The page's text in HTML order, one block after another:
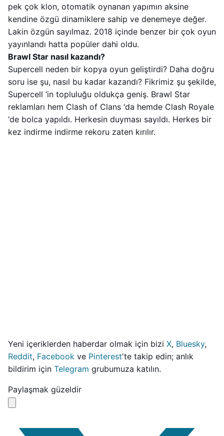
pek çok klon, otomatik oynanan yapımın aksine
kendine özgü dinamiklere sahip ve denemeye değer.
Lakin özgün sayılmaz. 2018 içinde benzer bir çok oyun
yayınlandı hatta popüler dahi oldu.
Brawl Star nasıl kazandı?
Supercell neden bir kopya oyun geliştirdi? Daha doğru
soru ise şu, nasıl bu kadar kazandı? Fikrimiz şu şekilde,
Supercell ‘in topluluğu oldukça geniş. Brawl Star
reklamları hem Clash of Clans ‘da hemde Clash Royale
‘de bolca yapıldı. Herkesin duyması sayıldı. Herkes bir
kez indirme indirme rekoru zaten kırılır.
Yeni içeriklerden haberdar olmak için bizi X, Bluesky,
Reddit, Facebook ve Pinterest'te takip edin; anlık
bildirim için Telegram grubumuza katılın.
Paylaşmak güzeldir